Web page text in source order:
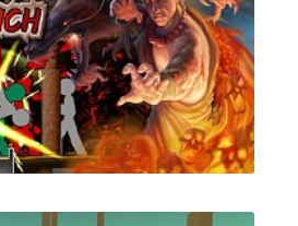
Deathinitive Edition